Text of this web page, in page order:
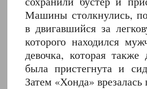
Машины столкнулись,
в двигавшийся за
которого находился
девочка, которая
была пристегнута и
Затем «Хонда»